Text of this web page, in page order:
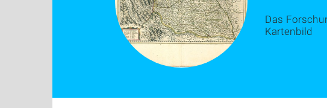
Das
Kartenbild